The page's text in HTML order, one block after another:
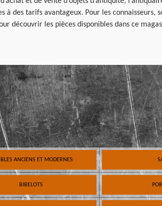
à des tarifs avantageux. Pour les
découvrir les pièces disponibles dans ce
ANCIENS ET MODERNES
BIBELOTS